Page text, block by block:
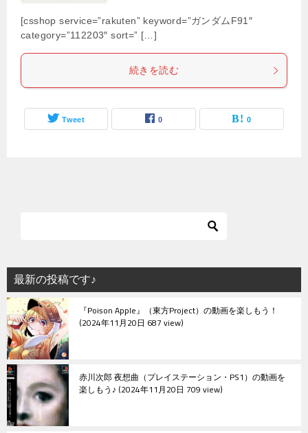
[csshop service=”rakuten” keyword=”ガンダムF91″
category=”112203″ sort=” […]
続きを読む
Tweet 0 0
最新の投稿です♪
『Poison Apple』（東方Project）の動画を楽しもう！
2024年11月20日 687 view
赤川次郎 夜想曲（プレイステーション・PS1）の動画を
楽しもう♪ 2024年11月20日 709 view